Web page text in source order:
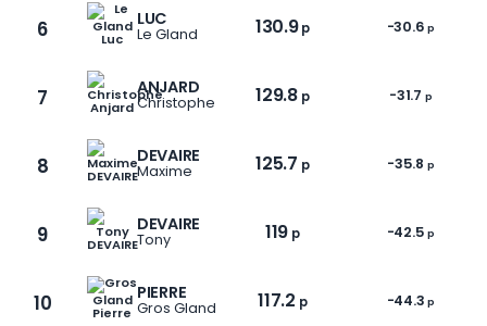
6 LUC
Le Gland 130.9 p -30.6 p
7 ANJARD
Christophe 129.8 p -31.7 p
8 DEVAIRE
Maxime 125.7 p -35.8 p
9 DEVAIRE
Tony 119 p -42.5 p
10 PIERRE
Gros Gland 117.2 p -44.3 p